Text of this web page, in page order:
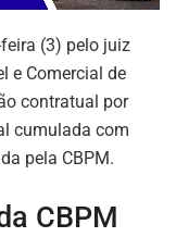
(3) pelo juiz
e Comercial de
contratual por
cumulada com
pela CBPM.
CBPM